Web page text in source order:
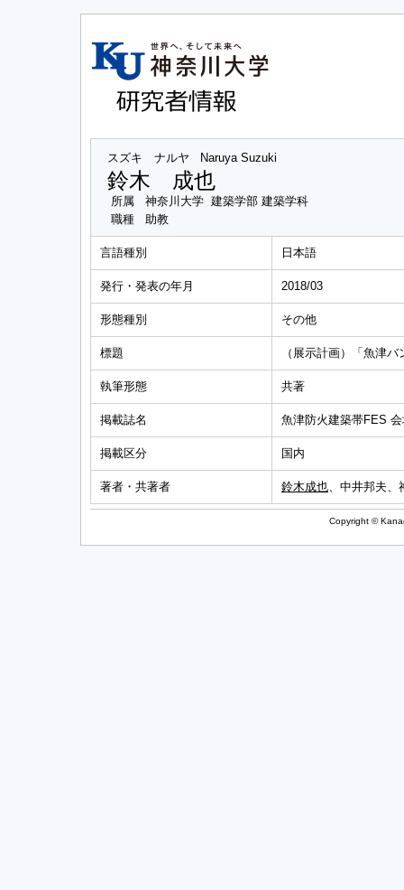
スズキ ナルヤ Naruya Suzuki
鈴木 成也
所属
神奈川大学 建築学部 建築学科
職種
助教
言語種別 日本語
発行・発表の年月 2018/03
形態種別 その他
標題 （展示計画）「魚津
執筆形態 共著
掲載誌名 魚津防火建築帯FES
掲載区分 国内
著者・共著者 鈴木成也、中井邦夫、
Copyright ©